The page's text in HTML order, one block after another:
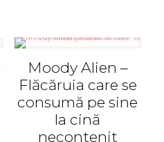
Moody Alien –
Flăcăruia care se
consumă pe sine
la cină
necontenit